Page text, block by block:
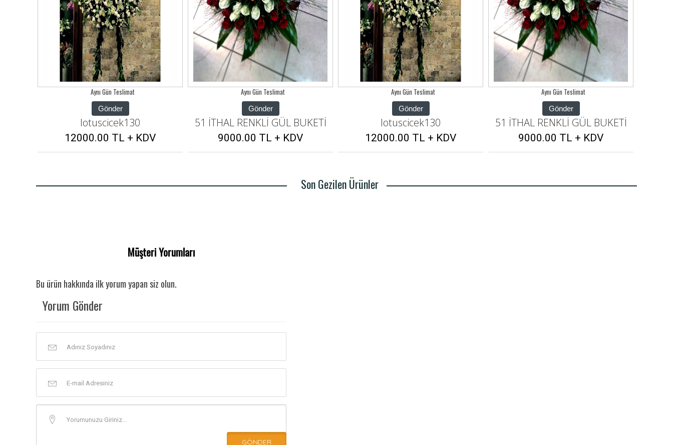
Aynı Gün Teslimat
Gönder
51 İTHAL RENKLİ GÜL BUKETİ
9000.00 TL + KDV
Aynı Gün Teslimat
Gönder
lotuscicek130
12000.00 TL + KDV
Aynı Gün Teslimat
Gönder
51 İTHAL RENKLİ GÜL BUKETİ
9000.00 TL + KDV
Aynı Gün Teslimat
Gönder
lotuscicek130
12000.00 TL + KDV
Son Gezilen Ürünler
Müşteri Yorumları
Bu ürün hakkında ilk yorum yapan siz olun.
Yorum Gönder